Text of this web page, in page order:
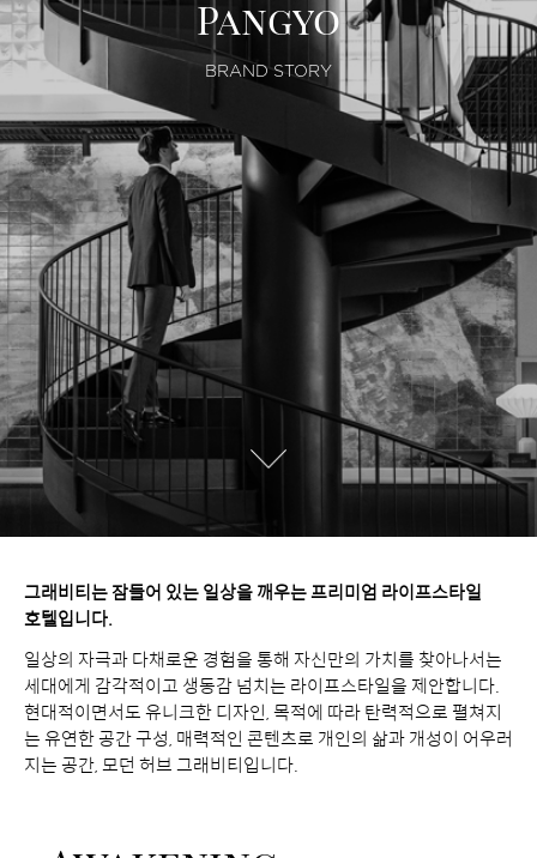
/
a
Pangyo
BRAND STORY
자
기
그래비티는 잠들어 있는 일상을 깨우는 프리미엄 라이프스타일
호텔입니다.
일상의 자극과 다채로운 경험을 통해 자신만의 가치를 찾아나서는
세대에게 감각적이고 생동감 넘치는 라이프스타일을 제안합니다.
현대적이면서도 유니크한 디자인, 목적에 따라 탄력적으로 펼쳐지
는 유연한 공간 구성, 매력적인 콘텐츠로 개인의 삶과 개성이 어우러
지는 공간, 모던 허브 그래비티입니다.